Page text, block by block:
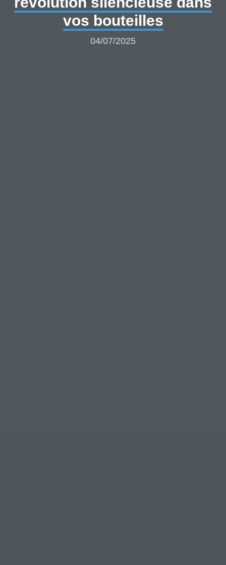
vos bouteilles
04/07/2025